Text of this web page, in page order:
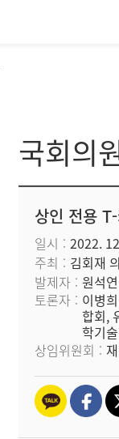
국회의
상인 전용
일시 2022.
주최
김회재
발제자
원석
토론자
이병
합회,
학기
상임위원회